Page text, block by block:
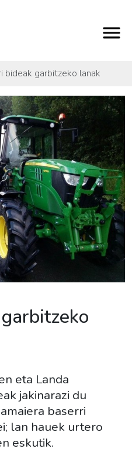
bideak garbitzeko lanak
eta Landa
jakinarazi du
baserri
lan hauek urtero
eskutik.